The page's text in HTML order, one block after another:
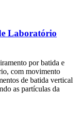
Laboratório
por batida e
com movimento
de batida vertical
as partículas da